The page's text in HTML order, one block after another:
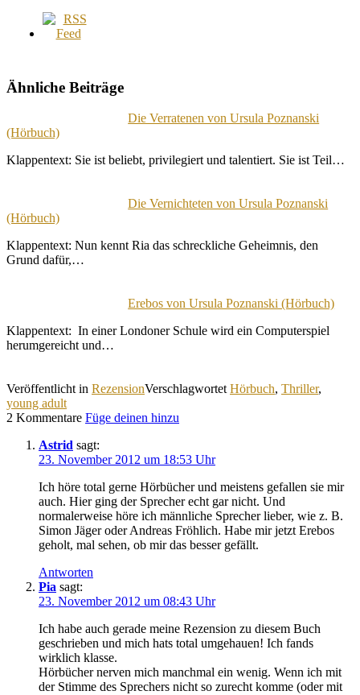
Ähnliche Beiträge
Die Verratenen von Ursula Poznanski
(Hörbuch)
Klappentext: Sie ist beliebt, privilegiert und talentiert. Sie ist Teil…
Die Vernichteten von Ursula Poznanski
(Hörbuch)
Klappentext: Nun kennt Ria das schreckliche Geheimnis, den
Grund dafür,…
Erebos von Ursula Poznanski (Hörbuch)
Klappentext: In einer Londoner Schule wird ein Computerspiel
herumgereicht und…
Veröffentlicht in RezensionVerschlagwortet Hörbuch, Thriller,
young adult
2 Kommentare Füge deinen hinzu
Astrid sagt:
23. November 2012 um 18:53 Uhr
Ich höre total gerne Hörbücher und meistens gefallen sie mir
auch. Hier ging der Sprecher echt gar nicht. Und
normalerweise höre ich männliche Sprecher lieber, wie z. B.
Simon Jäger oder Andreas Fröhlich. Habe mir jetzt Erebos
geholt, mal sehen, ob mir das besser gefällt.
Antworten
Pia sagt:
23. November 2012 um 08:43 Uhr
Ich habe auch gerade meine Rezension zu diesem Buch
geschrieben und mich hats total umgehauen! Ich fands
wirklich klasse.
Hörbücher nerven mich manchmal ein wenig. Wenn ich mit
der Stimme des Sprechers nicht so zurecht komme (oder mit